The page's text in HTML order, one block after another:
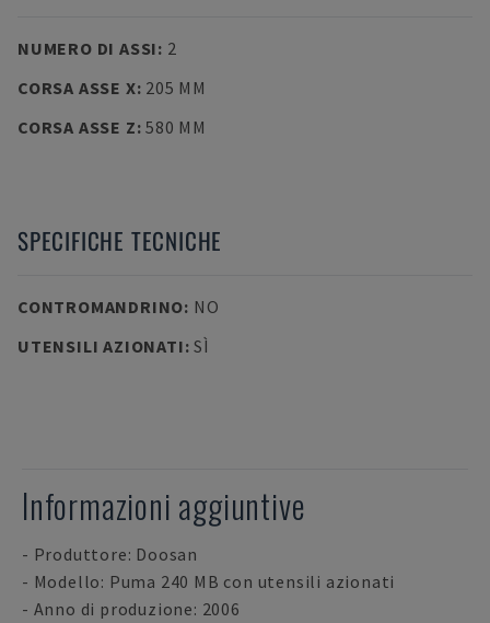
NUMERO DI ASSI: 2
CORSA ASSE X: 205 MM
CORSA ASSE Z:580 MM
SPECIFICHE TECNICHE
CONTROMANDRINO: NO
UTENSILI AZIONATI:SÌ
Informazioni aggiuntive
- Produttore: Doosan
- Modello: Puma 240 MB con utensili azionati
- Anno di produzione: 2006